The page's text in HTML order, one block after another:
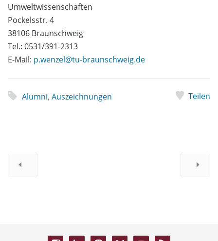
Umweltwissenschaften
Pockelsstr. 4
38106 Braunschweig
Tel.: 0531/391-2313
E-Mail: p.wenzel@tu-braunschweig.de
Alumni, Auszeichnungen Teilen